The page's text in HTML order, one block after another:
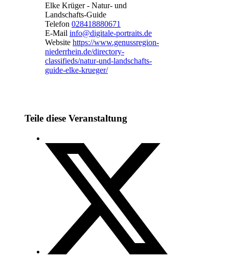
Elke Krüger - Natur- und
Landschafts-Guide
Telefon 028418880671
E-Mail info@digitale-portraits.de
Website https://www.genussregion-
niederrhein.de/directory-
classifieds/natur-und-landschafts-
guide-elke-krueger/
Teile diese Veranstaltung